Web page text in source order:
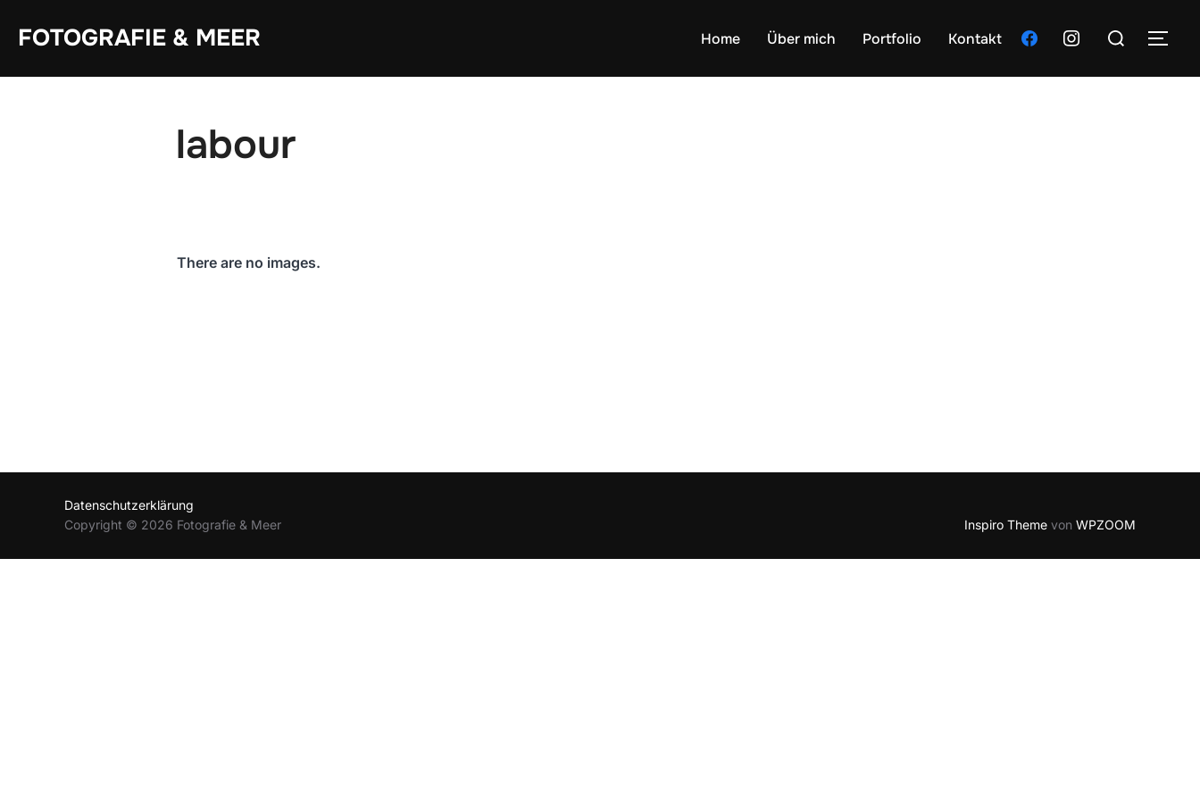
InhaltFOTOGRAFIE & MEER Home Über mich Portfolio Kontakt facebookinstagramSuchen
nach:
labour
There are no images.
Datenschutzerklärung
Copyright © 2026 Fotografie & Meer
Inspiro Theme von WPZOOM